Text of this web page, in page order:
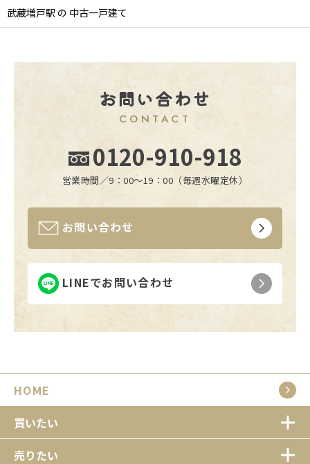
武蔵増戸駅 の 中古一戸建て
お問い合わせ
CONTACT
0120-910-918
営業時間／9：00〜19：00（毎週水曜定休）
お問い合わせ
LINEでお問い合わせ
HOME
買いたい
売りたい